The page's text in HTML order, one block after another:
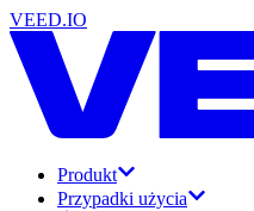
VEED.IO
Produkt
Przypadki użycia